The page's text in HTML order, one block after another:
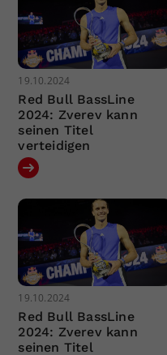
19.10.2024
Red Bull BassLine
2024: Zverev kann
seinen Titel
verteidigen
19.10.2024
Red Bull BassLine
2024: Zverev kann
seinen Titel